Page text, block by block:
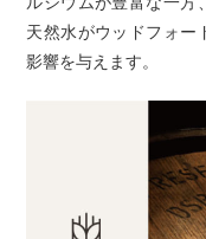
天然水がウッドフォー
影響を与えます。